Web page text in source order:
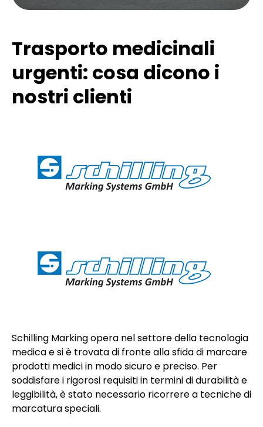
Trasporto medicinali
urgenti: cosa dicono i
nostri clienti
Schilling Marking opera nel settore della tecnologia
medica e si è trovata di fronte alla sfida di marcare
prodotti medici in modo sicuro e preciso. Per
soddisfare i rigorosi requisiti in termini di durabilità e
leggibilità, è stato necessario ricorrere a tecniche di
marcatura speciali.